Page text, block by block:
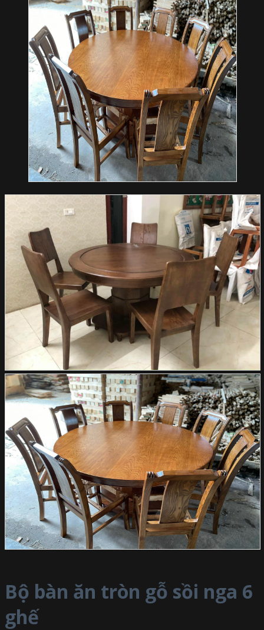
Bộ bàn ăn tròn gỗ sồi nga 6
ghế